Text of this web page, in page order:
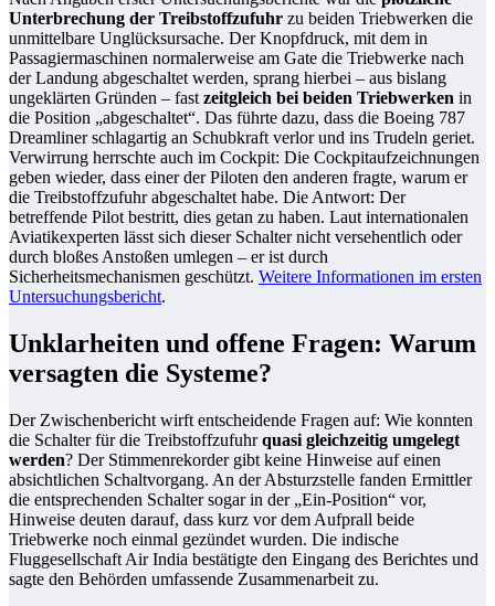
Unterbrechung der Treibstoffzufuhr zu beiden Triebwerken die
unmittelbare Unglücksursache. Der Knopfdruck, mit dem in
Passagiermaschinen normalerweise am Gate die Triebwerke nach
der Landung abgeschaltet werden, sprang hierbei – aus bislang
ungeklärten Gründen – fast zeitgleich bei beiden Triebwerken in
die Position „abgeschaltet“. Das führte dazu, dass die Boeing 787
Dreamliner schlagartig an Schubkraft verlor und ins Trudeln geriet.
Verwirrung herrschte auch im Cockpit: Die Cockpitaufzeichnungen
geben wieder, dass einer der Piloten den anderen fragte, warum er
die Treibstoffzufuhr abgeschaltet habe. Die Antwort: Der
betreffende Pilot bestritt, dies getan zu haben. Laut internationalen
Aviatikexperten lässt sich dieser Schalter nicht versehentlich oder
durch bloßes Anstoßen umlegen – er ist durch
Sicherheitsmechanismen geschützt. Weitere Informationen im ersten
Untersuchungsbericht.
Unklarheiten und offene Fragen: Warum
versagten die Systeme?
Der Zwischenbericht wirft entscheidende Fragen auf: Wie konnten
die Schalter für die Treibstoffzufuhrquasi gleichzeitig umgelegt
werden? Der Stimmenrekorder gibt keine Hinweise auf einen
absichtlichen Schaltvorgang. An der Absturzstelle fanden Ermittler
die entsprechenden Schalter sogar in der „Ein-Position“ vor,
Hinweise deuten darauf, dass kurz vor dem Aufprall beide
Triebwerke noch einmal gezündet wurden. Die indische
Fluggesellschaft Air India bestätigte den Eingang des Berichtes und
sagte den Behörden umfassende Zusammenarbeit zu.